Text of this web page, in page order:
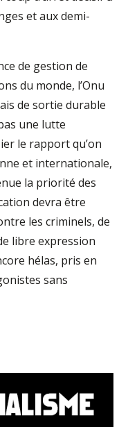
et aux demi-
de gestion de
du monde, l’Onu
de sortie durable
une lutte
le rapport qu’on
et internationale,
la priorité des
devra être
les criminels, de
libre expression
hélas, pris en
sans